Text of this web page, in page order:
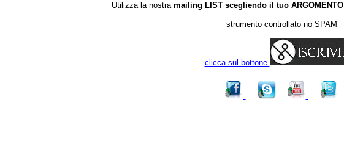
Utilizza la nostra mailing LIST scegliendo il tuo ARGOMENTO
strumento controllato no SPAM
clicca sul bottone